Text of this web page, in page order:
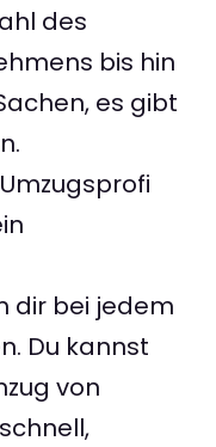
des
bis hin
es gibt
dir bei jedem
Du kannst
von